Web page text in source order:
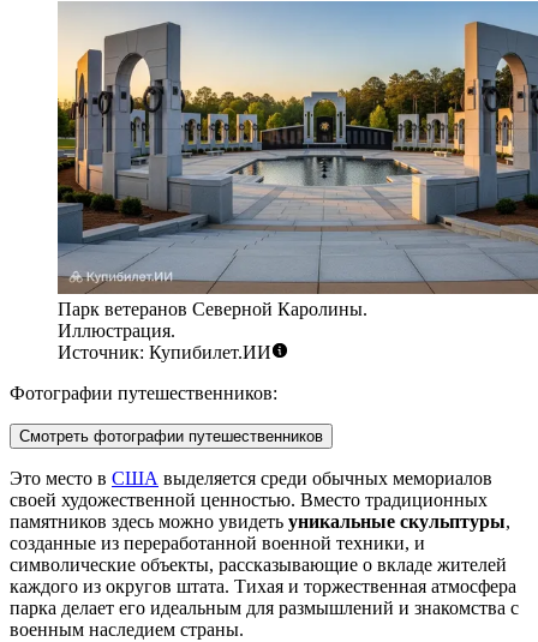
Парк ветеранов Северной Каролины.
Иллюстрация.
Источник: Купибилет.ИИ
Фотографии путешественников:
Смотреть фотографии путешественников
Это место в США выделяется среди обычных мемориалов
своей художественной ценностью. Вместо традиционных
памятников здесь можно увидеть уникальные скульптуры,
созданные из переработанной военной техники, и
символические объекты, рассказывающие о вкладе жителей
каждого из округов штата. Тихая и торжественная атмосфера
парка делает его идеальным для размышлений и знакомства с
военным наследием страны.